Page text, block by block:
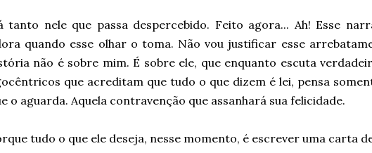
tanto nele que passa despercebido. Feito agora... Ah! Esse
quando esse olhar o toma. Não vou justificar esse
não é sobre mim. É sobre ele, que enquanto escuta
que acreditam que tudo o que dizem é lei, pensa
o aguarda. Aquela contravenção que assanhará sua felicidade.
tudo o que ele deseja, nesse momento, é escrever uma carta